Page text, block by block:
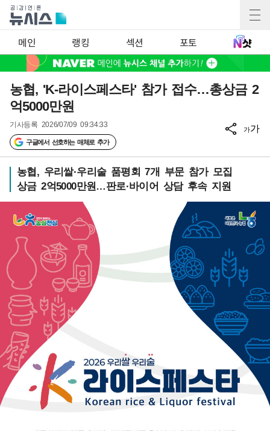
메인 랭킹 섹션 포토
농협, 'K-라이스페스타' 참가 접수…총상금 2
억5000만원
기사등록 2026/07/09 09:34:33
구글에서 선호하는 매체로 추가
가가
농협, 우리쌀·우리술 품평회 7개 부문 참가 모집
상금 2억5000만원…판로·바이어 상담 후속 지원